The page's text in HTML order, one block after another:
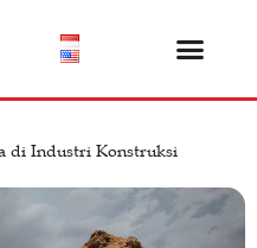
di Industri Konstruksi